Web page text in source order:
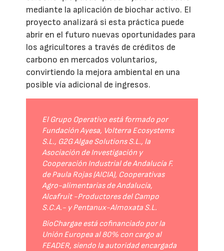
mediante la aplicación de biochar activo. El
proyecto analizará si esta práctica puede
abrir en el futuro nuevas oportunidades para
los agricultores a través de créditos de
carbono en mercados voluntarios,
convirtiendo la mejora ambiental en una
posible vía adicional de ingresos.
El Grupo Operativo está formado por
Fundación Ayesa, Volterra Ecosystems
S.L., G2G Algae Solutions S.L., la
Asociación de Investigación y
Cooperación Industrial de Andalucía F.
de Paula Rojas (AICIA), Cooperativas
Agro-alimentarias de Andalucía,
Alcafruit -Productores del Campo
S.C.A.- y Pentanux-Almoxata S.L.
BioChargae está cofinanciado por la
Unión Europea al 80% con cargo al
FEADER, siendo la autoridad encargada